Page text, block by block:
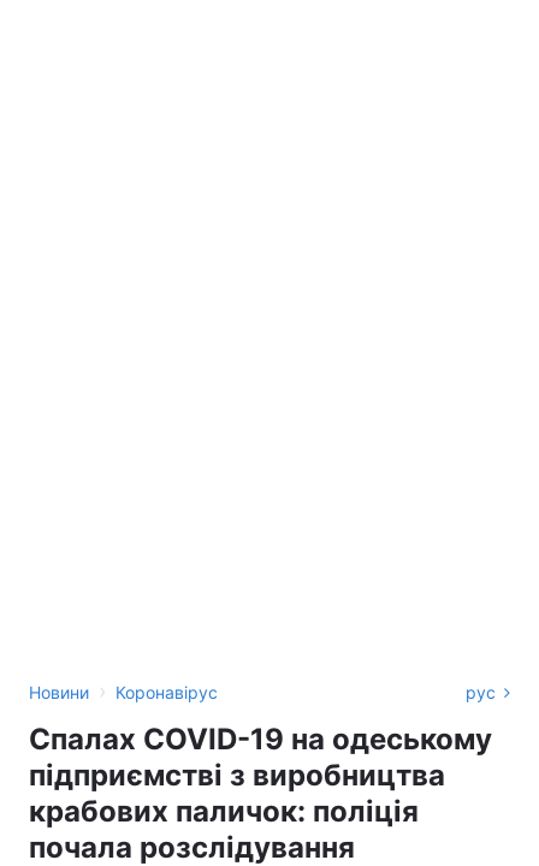
Новини › Коронавірус рус
Спалах COVID-19 на одеському
підприємстві з виробництва
крабових паличок: поліція
почала розслідування